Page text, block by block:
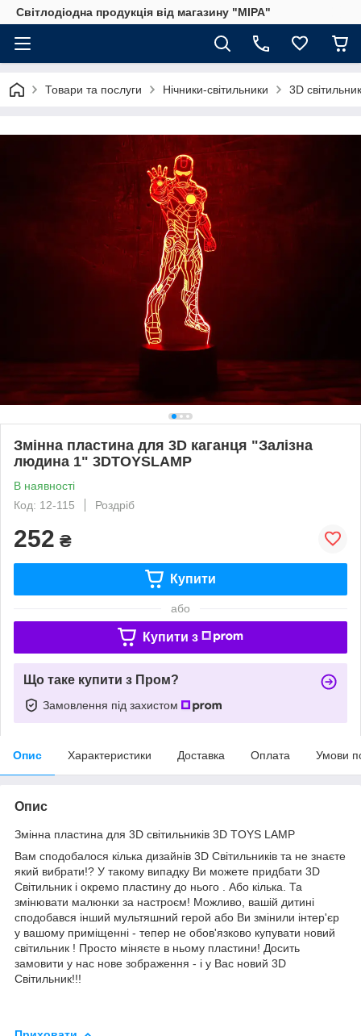
Світлодіодна продукція від магазину "МІРА"
Товари та послуги Нічники-світильники 3D
Змінна пластина для 3D каганця "Залізна
людина 1" 3DTOYSLAMP
В наявності
Код: 12-115
Роздріб
252 ₴
Купити
або
Купити з
Що таке купити з Пром?
Замовлення під захистом
Опис Характеристики Доставка Оплата Умови
Опис
Змінна пластина для 3D світильників 3D TOYS LAMP
Вам сподобалося кілька дизайнів 3D Світильників та не знаєте
який вибрати!? У такому випадку Ви можете придбати 3D
Світильник і окремо пластину до нього . Або кілька. Та
змінювати малюнки за настроєм! Можливо, вашій дитині
сподобався інший мультяшний герой або Ви змінили інтер'єр
у вашому приміщенні - тепер не обов'язково купувати новий
світильник ! Просто міняєте в ньому пластини! Досить
замовити у нас нове зображення - і у Вас новий 3D
Світильник!!!